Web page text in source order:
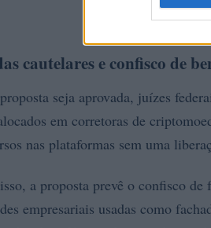
cautelares e confisco de
seja aprovada, juízes
em corretoras de
nas plataformas sem uma
a proposta prevê o confisco de
empresariais usadas como